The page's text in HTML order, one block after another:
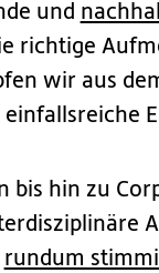
und
richtige
wir aus
bis hin zu
rundum